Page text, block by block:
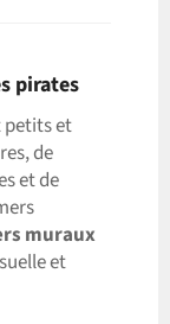
pirates
petits et
de
et de
muraux
et